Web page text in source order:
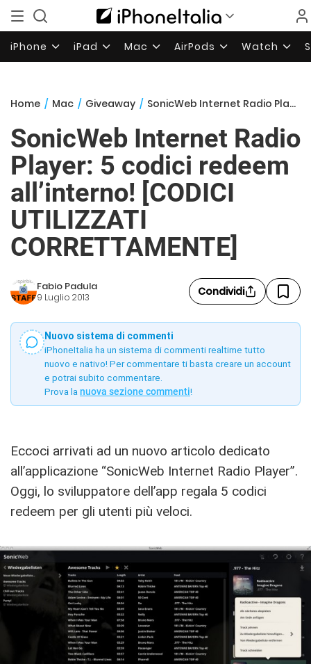
iPhone iPad Mac AirPods Watch
Home / Mac / Giveaway / SonicWeb Internet Radio Player: 5 codici redeem all’interno! [CODICI UTILIZZATI CORRETTAMENTE]
SonicWeb Internet Radio
Player: 5 codici redeem
all’interno! [CODICI
UTILIZZATI
CORRETTAMENTE]
Fabio Padula
9 Luglio 2013 Condividi
Nuovo sistema di commenti
iPhoneItalia ha un sistema di commenti realtime tutto
nuovo e nativo! Per commentare ti basta creare un account
e potrai subito commentare.
Prova la nuova sezione commenti!
Eccoci arrivati ad un nuovo articolo dedicato
all’applicazione “SonicWeb Internet Radio Player”.
Oggi, lo sviluppatore dell’app regala 5 codici
redeem per gli utenti più veloci.